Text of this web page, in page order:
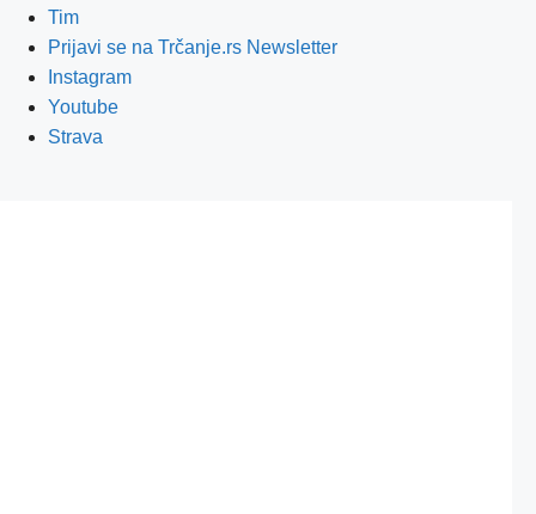
Tim
Prijavi se na Trčanje.rs Newsletter
Instagram
Youtube
Strava